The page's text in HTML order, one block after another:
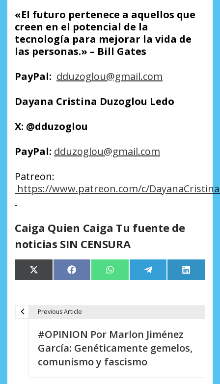
«El futuro pertenece a aquellos que
creen en el potencial de la
tecnología para mejorar la vida de
las personas.» – Bill Gates
PayPal: dduzoglou@gmail.com
Dayana Cristina Duzoglou Ledo
X: @dduzoglou
PayPal: dduzoglou@gmail.com
Patreon:
https://www.patreon.com/c/
Caiga Quien Caiga Tu fuente de
noticias SIN CENSURA
Compartir
en
X
(Twitter)
Compartir
en
Facebook Compartir
en
WhatsApp Compartir
en
Telegram
en
LinkedIn
Previous Article
#OPINION Por Marlon Jiménez
García: Genéticamente gemelos,
comunismo y fascismo